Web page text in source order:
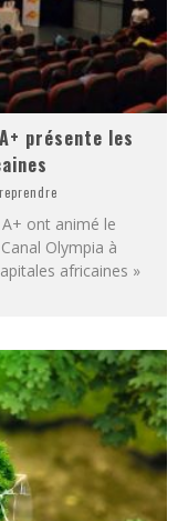
présente les
ont animé le
Olympia à
africaines »